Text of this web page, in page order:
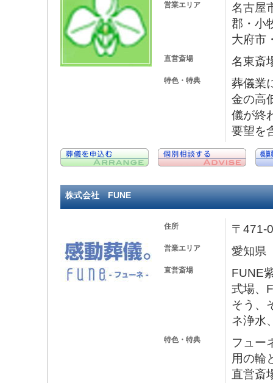
営業エリア
名古屋
郡・小
大府市
直営斎場 名東斎
特色・特典
葬儀業
金の高
儀が終
要望を
株式会社 FUNE
住所 〒471-
営業エリア 愛知県
直営斎場
FUNE
式場、
そう、
ネ浄水
特色・特典
フュー
用の輪
直営斎